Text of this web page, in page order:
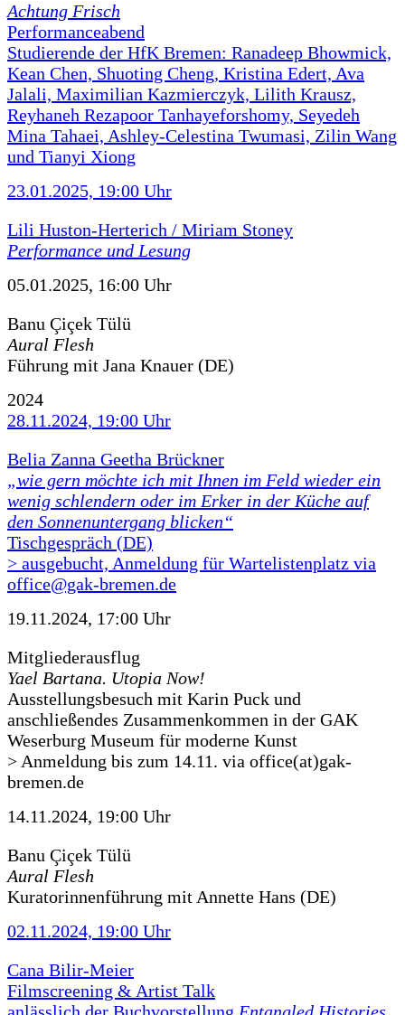
Achtung Frisch
Performanceabend
Studierende der HfK Bremen: Ranadeep Bhowmick,
Kean Chen, Shuoting Cheng, Kristina Edert, Ava
Jalali, Maximilian Kazmierczyk, Lilith Krausz,
Reyhaneh Rezapoor Tanhayeforshomy, Seyedeh
Mina Tahaei, Ashley-Celestina Twumasi, Zilin Wang
und Tianyi Xiong
23.01.2025, 19:00 Uhr
Lili Huston-Herterich / Miriam Stoney
Performance und Lesung
05.01.2025, 16:00 Uhr
Banu Çiçek Tülü
Aural Flesh
Führung mit Jana Knauer (DE)
2024
28.11.2024, 19:00 Uhr
Belia Zanna Geetha Brückner
„wie gern möchte ich mit Ihnen im Feld wieder ein
wenig schlendern oder im Erker in der Küche auf
den Sonnenuntergang blicken“
Tischgespräch (DE)
> ausgebucht, Anmeldung für Wartelistenplatz via
office@gak-bremen.de
19.11.2024, 17:00 Uhr
Mitgliederausflug
Yael Bartana. Utopia Now!
Ausstellungsbesuch mit Karin Puck und
anschließendes Zusammenkommen in der GAK
Weserburg Museum für moderne Kunst
> Anmeldung bis zum 14.11. via office(at)gak-
bremen.de
14.11.2024, 19:00 Uhr
Banu Çiçek Tülü
Aural Flesh
Kuratorinnenführung mit Annette Hans (DE)
02.11.2024, 19:00 Uhr
Cana Bilir-Meier
Filmscreening & Artist Talk